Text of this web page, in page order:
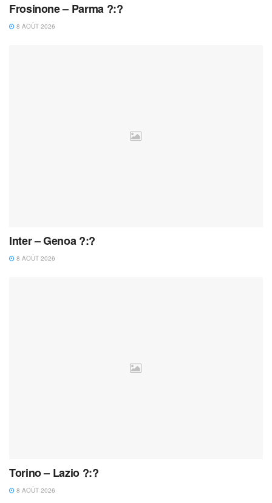
Frosinone – Parma ?:?
8 AOÛT 2026
Inter – Genoa ?:?
8 AOÛT 2026
Torino – Lazio ?:?
8 AOÛT 2026